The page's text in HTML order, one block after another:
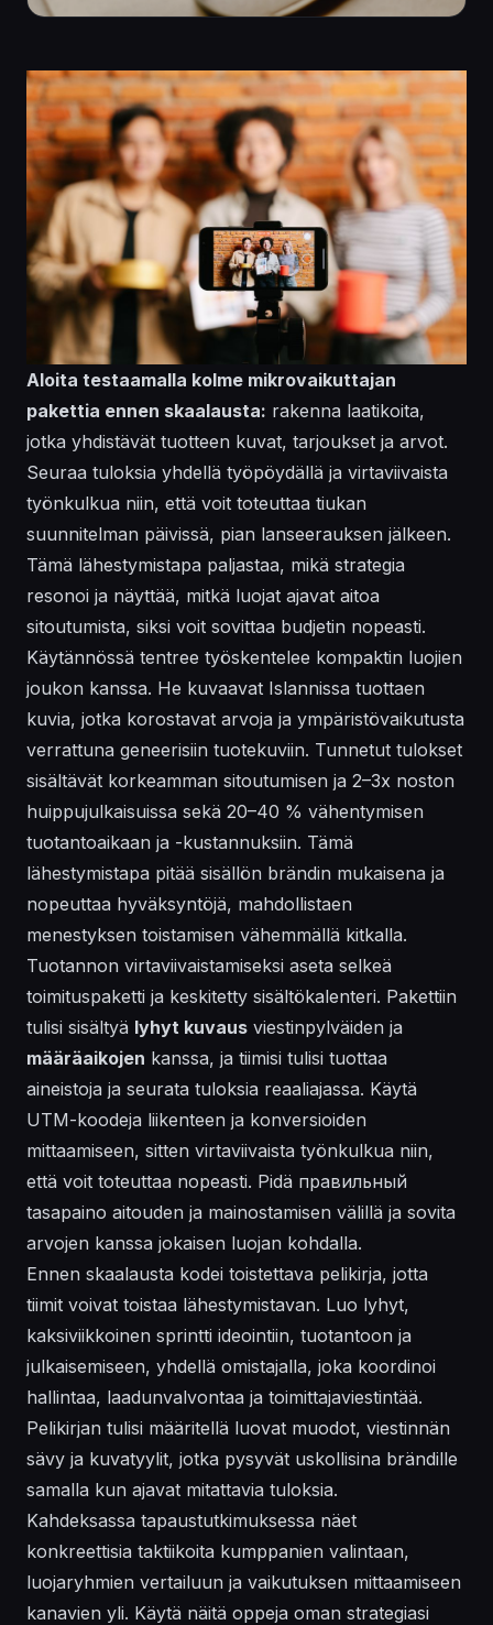
Aloita testaamalla kolme mikrovaikuttajan
pakettia ennen skaalausta: rakenna laatikoita,
jotka yhdistävät tuotteen kuvat, tarjoukset ja arvot.
Seuraa tuloksia yhdellä työpöydällä ja virtaviivaista
työnkulkua niin, että voit toteuttaa tiukan
suunnitelman päivissä, pian lanseerauksen jälkeen.
Tämä lähestymistapa paljastaa, mikä strategia
resonoi ja näyttää, mitkä luojat ajavat aitoa
sitoutumista, siksi voit sovittaa budjetin nopeasti.
Käytännössä tentree työskentelee kompaktin luojien
joukon kanssa. He kuvaavat Islannissa tuottaen
kuvia, jotka korostavat arvoja ja ympäristövaikutusta
verrattuna geneerisiin tuotekuviin. Tunnetut tulokset
sisältävät korkeamman sitoutumisen ja 2–3x noston
huippujulkaisuissa sekä 20–40 % vähentymisen
tuotantoaikaan ja -kustannuksiin. Tämä
lähestymistapa pitää sisällön brändin mukaisena ja
nopeuttaa hyväksyntöjä, mahdollistaen
menestyksen toistamisen vähemmällä kitkalla.
Tuotannon virtaviivaistamiseksi aseta selkeä
toimituspaketti ja keskitetty sisältökalenteri. Pakettiin
tulisi sisältyä lyhyt kuvaus viestinpylväiden ja
määräaikojen kanssa, ja tiimisi tulisi tuottaa
aineistoja ja seurata tuloksia reaaliajassa. Käytä
UTM-koodeja liikenteen ja konversioiden
mittaamiseen, sitten virtaviivaista työnkulkua niin,
että voit toteuttaa nopeasti. Pidä правильный
tasapaino aitouden ja mainostamisen välillä ja sovita
arvojen kanssa jokaisen luojan kohdalla.
Ennen skaalausta kodei toistettava pelikirja, jotta
tiimit voivat toistaa lähestymistavan. Luo lyhyt,
kaksiviikkoinen sprintti ideointiin, tuotantoon ja
julkaisemiseen, yhdellä omistajalla, joka koordinoi
hallintaa, laadunvalvontaa ja toimittajaviestintää.
Pelikirjan tulisi määritellä luovat muodot, viestinnän
sävy ja kuvatyylit, jotka pysyvät uskollisina brändille
samalla kun ajavat mitattavia tuloksia.
Kahdeksassa tapaustutkimuksessa näet
konkreettisia taktiikoita kumppanien valintaan,
luojaryhmien vertailuun ja vaikutuksen mittaamiseen
kanavien yli. Käytä näitä oppeja oman strategiasi